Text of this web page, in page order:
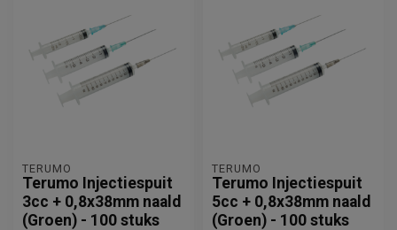
TERUMO
Terumo Injectiespuit
3cc + 0,8x38mm naald
(Groen) - 100 stuks
TERUMO
Terumo Injectiespuit
5cc + 0,8x38mm naald
(Groen) - 100 stuks